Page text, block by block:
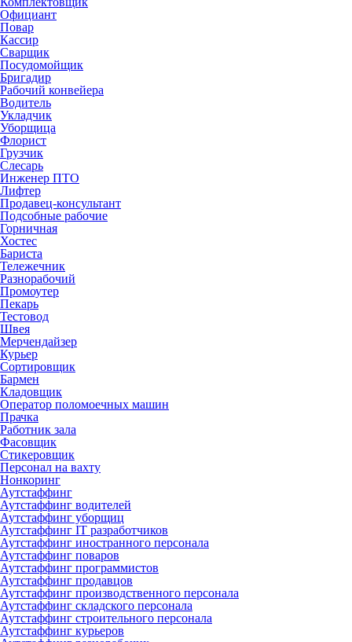
Официант
Повар
Кассир
Сварщик
Посудомойщик
Бригадир
Рабочий конвейера
Водитель
Укладчик
Уборщица
Флорист
Грузчик
Слесарь
Инженер ПТО
Лифтер
Продавец-консультант
Подсобные рабочие
Горничная
Хостес
Бариста
Тележечник
Разнорабочий
Промоутер
Пекарь
Тестовод
Швея
Мерчендайзер
Курьер
Сортировщик
Бармен
Кладовщик
Оператор поломоечных машин
Прачка
Работник зала
Фасовщик
Стикеровщик
Персонал на вахту
Нонкоринг
Аутстаффинг
Аутстаффинг водителей
Аутстаффинг уборщиц
Аутстаффинг IT разработчиков
Аутстаффинг иностранного персонала
Аутстаффинг поваров
Аутстаффинг программистов
Аутстаффинг продавцов
Аутстаффинг производственного персонала
Аутстаффинг складского персонала
Аутстаффинг строительного персонала
Аутстаффинг курьеров